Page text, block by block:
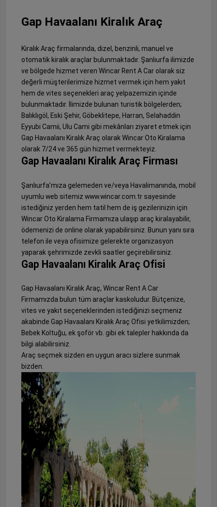
Gap Havaalanı Kiralık Araç
Kiralık Araç firmalarında, dizel, benzinli, manuel ve
otomatik kiralık araçlar bulunmaktadır. Şanlıurfa ilimizde
ve bölgede hizmet veren Wincar Rent A Car olarak siz
değerli müşterilerimize hizmet vermek için hem yakıt
hem de vites seçenekleri araç yelpazemizin içinde
bulunmaktadır. İlimizde bulunan turistik bölgelerden;
Balıklıgöl, Eski Şehir, Göbeklitepe, Harran, Selahaddin
Eyyubi Camii, Ulu Cami gibi mekânları ziyaret etmek için
Gap Havaalanı Kiralık Araç olarak Wincar Oto Kiralama
olarak 7/24 ve 365 gün hizmet vermekteyiz.
Gap Havaalanı Kiralık Araç Firması
Şanlıurfa’mıza gelemeden ve/veya Havalimanında, mobil
uyumlu web sitemiz www.wincar.com.tr sayesinde
istediğiniz yerden hem tatil hem de iş gezilerinizin için
Wincar Oto Kiralama Firmamıza ulaşıp araç kiralayabilir,
ödemenizi de online olarak yapabilirsiniz. Bunun yanı sıra
telefon ile veya ofisimize gelerekte organizasyon
yaparak şehrimizde zevkli saatler geçirebilirsiniz.
Gap Havaalanı Kiralık Araç Ofisi
Gap Havaalanı Kiralık Araç, Wincar Rent A Car
Firmamızda bulun tüm araçlar kaskoludur. Bütçenize,
vites ve yakıt seçeneklerinden istediğinizi seçmeniz
akabinde Gap Havaalanı Kiralık Araç Ofisi yetkilimizden;
Bebek Koltuğu, ek şoför vb. gibi ek talepler hakkında da
bilgi alabilirsiniz.
Araç seçmek sizden en uygun aracı sizlere sunmak
bizden.